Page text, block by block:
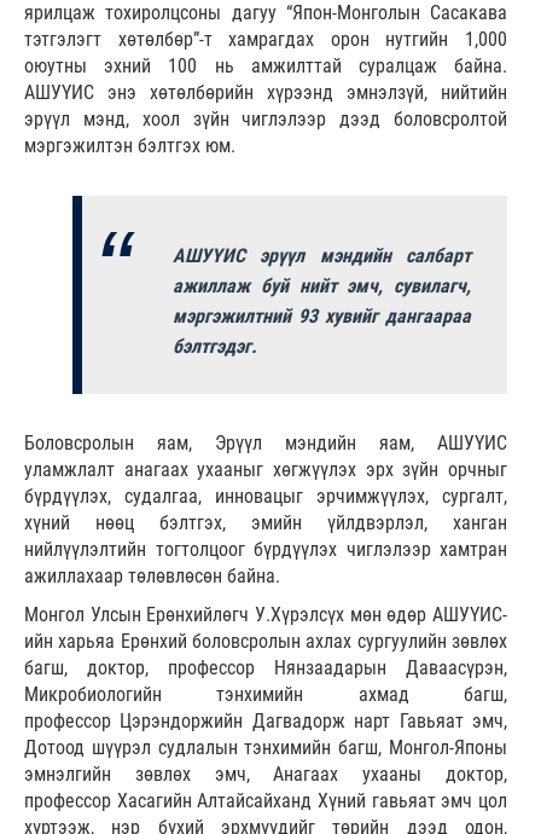
ярилцаж тохиролцсоны дагуу “Япон-Монголын Сасакава
тэтгэлэгт хөтөлбөр”-т хамрагдах орон нутгийн 1,000
оюутны эхний 100 нь амжилттай суралцаж байна.
АШУҮИС энэ хөтөлбөрийн хүрээнд эмнэлзүй, нийтийн
эрүүл мэнд, хоол зүйн чиглэлээр дээд боловсролтой
мэргэжилтэн бэлтгэх юм.
АШУҮИС эрүүл мэндийн салбарт
ажиллаж буй нийт эмч, сувилагч,
мэргэжилтний 93 хувийг дангаараа
бэлтгэдэг.
Боловсролын яам, Эрүүл мэндийн яам, АШУҮИС
уламжлалт анагаах ухааныг хөгжүүлэх эрх зүйн орчныг
бүрдүүлэх, судалгаа, инновацыг эрчимжүүлэх, сургалт,
хүний нөөц бэлтгэх, эмийн үйлдвэрлэл, ханган
нийлүүлэлтийн тогтолцоог бүрдүүлэх чиглэлээр хамтран
ажиллахаар төлөвлөсөн байна.
Монгол Улсын Ерөнхийлөгч У.Хүрэлсүх мөн өдөр АШУҮИС-
ийн харьяа Ерөнхий боловсролын ахлах сургуулийн зөвлөх
багш, доктор, профессор Нянзаадарын Даваасүрэн,
Микробиологийн тэнхимийн ахмад багш,
профессор Цэрэндоржийн Дагвадорж нарт Гавьяат эмч,
Дотоод шүүрэл судлалын тэнхимийн багш, Монгол-Японы
эмнэлгийн зөвлөх эмч, Анагаах ухааны доктор,
профессор Хасагийн Алтайсайханд Хүний гавьяат эмч цол
хүртээж, нэр бүхий эрхмүүдийг төрийн дээд одон,